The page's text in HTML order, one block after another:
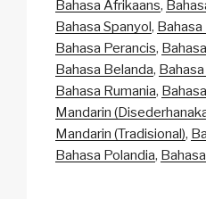
y
Li
n
k
e
b
o
o
k
Bahasa Afrikaans
Bahasa Spanyol Bahasa
Bahasa Perancis
Bahasa Belanda
Bahasa Rumania
Mandarin
Mandarin (Tradisional)
Bahasa Polandia